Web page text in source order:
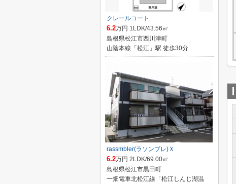
クレールコート
6.2万円 1LDK/43.56㎡
島根県松江市西川津町
山陰本線「松江」駅 徒歩30分
rassmbler(ラソンブレ)Ｘ
6.2万円 2LDK/69.00㎡
島根県松江市黒田町
一畑電車北松江線「松江しんじ湖温